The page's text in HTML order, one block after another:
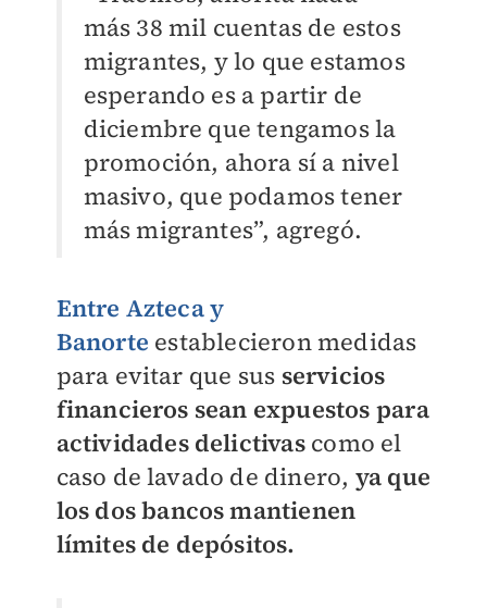
más 38 mil cuentas de estos
migrantes, y lo que estamos
esperando es a partir de
diciembre que tengamos la
promoción, ahora sí a nivel
masivo, que podamos tener
más migrantes”, agregó.
Entre Azteca y
Banorte establecieron medidas
para evitar que sus servicios
financieros sean expuestos para
actividades delictivascomo el
caso de lavado de dinero, ya que
los dos bancos mantienen
límites de depósitos.